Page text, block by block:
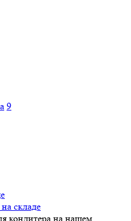
9
складе
кондитера на нашем